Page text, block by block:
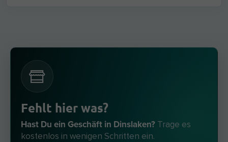
Fehlt hier was?
Hast Du ein Geschäft in Dinslaken? Trage es
kostenlos in wenigen Schritten ein.